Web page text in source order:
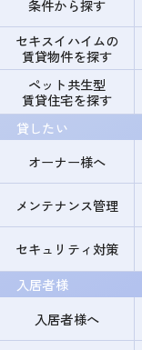
条件から探す
セキスイハイムの
賃貸物件を探す
ペット共生型
賃貸住宅を探す
貸したい
オーナー様へ
メンテナンス管理
セキュリティ対策
入居者様
入居者様へ